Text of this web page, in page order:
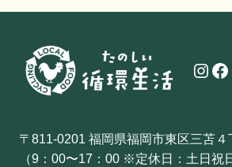
Instagram Facebook
〒811-0201 福岡県福岡市東区三苫４
（9：00〜17：00 ※定休日：土日祝